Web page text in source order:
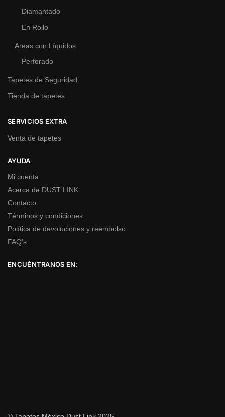
Diamantado
En Rollo
Areas con Líquidos
Perforado
Tapetes de Seguridad
Tienda de tapetes
SERVICIOS EXTRA
Venta de tapetes
AYUDA
Mi cuenta
Acerca de DUST LINK
Contacto
Términos y condiciones
Política de devoluciones y reembolso
FAQ’s
ENCUÉNTRANOS EN: